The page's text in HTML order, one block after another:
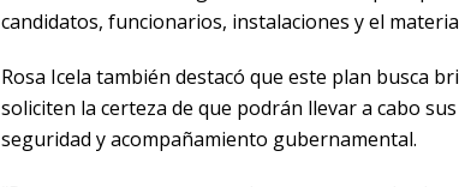
candidatos, funcionarios, instalaciones y el
Rosa Icela también destacó que este plan busca
soliciten la certeza de que podrán llevar a cabo
seguridad y acompañamiento gubernamental.